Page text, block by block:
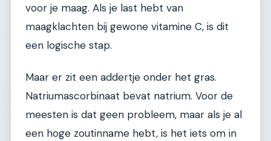
voor je maag. Als je last hebt van
maagklachten bij gewone vitamine C, is dit
een logische stap.
Maar er zit een addertje onder het gras.
Natriumascorbinaat bevat natrium. Voor de
meesten is dat geen probleem, maar als je al
een hoge zoutinname hebt, is het iets om in